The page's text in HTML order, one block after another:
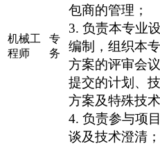
机械工
程师
专
务
包商的管理；
3. 负责本专业
编制，组织本
方案的评审会
提交的计划、
方案及特殊技
4. 负责参与项
谈及技术澄清；